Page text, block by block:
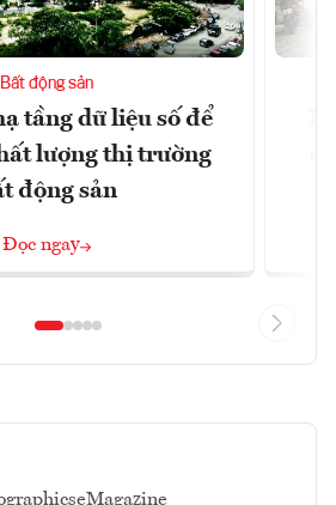
Bất động sản
tầng dữ liệu số để
lượng thị trường
động sản
Đọc ngay
eMagazine